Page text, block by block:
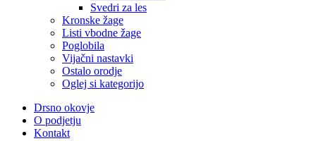
Svedri za les
Kronske žage
Listi vbodne žage
Poglobila
Vijačni nastavki
Ostalo orodje
Oglej si kategorijo
Drsno okovje
O podjetju
Kontakt